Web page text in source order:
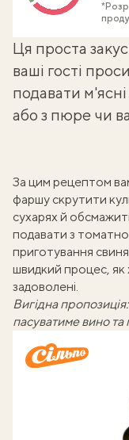
Ця проста
ваші гості
подавати м'ясні
або з пюре чи
За цим рецептом
фаршу скрутити
сухарях й
подавати з
приготування
швидкий процес, як
задоволені.
Вигідна
пасуватиме вино та